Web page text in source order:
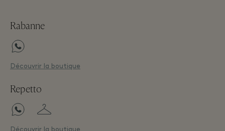
Rabanne
Découvrir la boutique
Repetto